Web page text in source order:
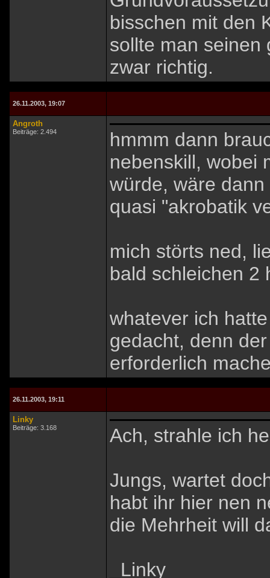
bisschen mit den
sollte man seinen
zwar richtig.
26.11.2003, 19:07
Angroth
Beiträge: 2.494
hmmm dann
nebenskill, wobei
würde, wäre
quasi "akrobatik
mich störts ned,
bald schleichen 2
whatever ich
gedacht, denn
erforderlich
26.11.2003, 19:11
Linky
Beiträge: 3.168 Ach, strahle ich
Jungs, wartet
habt ihr hier nen
die Mehrheit will
_Linky